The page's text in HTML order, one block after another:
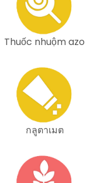
Thuốc nhuộm azo
กลูตาเมต